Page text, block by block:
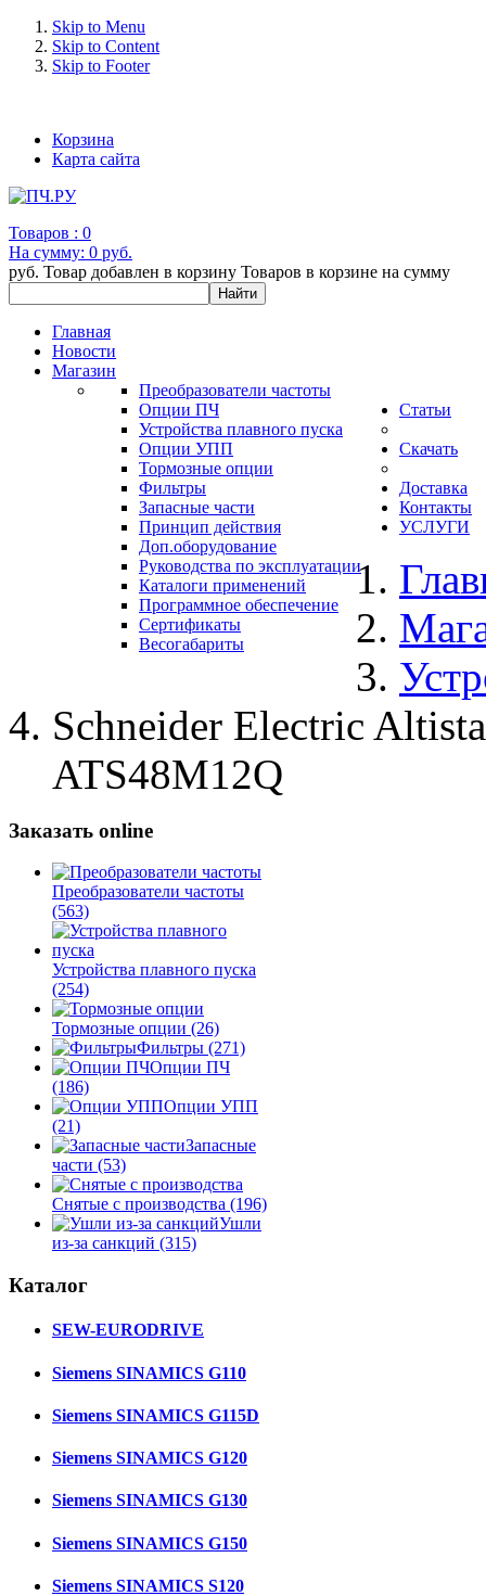
Skip to Menu
Skip to Content
Skip to Footer
Корзина
Карта сайта
Товаров : 0
На сумму: 0 руб.
руб. Товар добавлен в корзину Товаров в корзине на сумму
Главная
Новости
Магазин
Преобразователи частоты
Опции ПЧ
Устройства плавного пуска
Опции УПП
Тормозные опции
Фильтры
Запасные части
Статьи
Принцип действия
Доп.оборудование
Скачать
Руководства по эксплуатации
Каталоги применений
Программное обеспечение
Сертификаты
Весогабариты
Доставка
Контакты
УСЛУГИ
Schneider Electric
ATS48M12Q
Заказать online
Преобразователи частоты
(563)
Устройства плавного пуска
(254)
Тормозные опции (26)
Фильтры (271)
Опции ПЧ
(186)
Опции УПП
(21)
Запасные
части (53)
Снятые с производства (196)
Ушли
из-за санкций (315)
Каталог
SEW-EURODRIVE
Siemens SINAMICS G110
Siemens SINAMICS G115D
Siemens SINAMICS G120
Siemens SINAMICS G130
Siemens SINAMICS G150
Siemens SINAMICS S120